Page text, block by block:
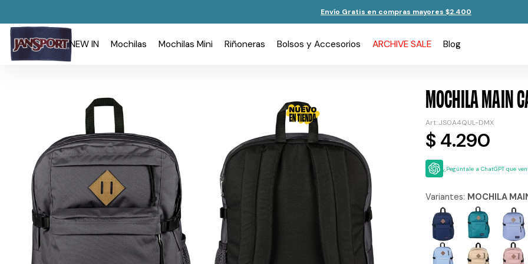
Envío Gratis en compras mayores $2.400
NEW IN Mochilas Mochilas Mini Riñoneras Bolsos y Accesorios ARCHIVE SALE Blog
MOCHILA MAIN
JS0A4QUL-DMX
$ 4.290
¿Pegúntale a ChatGPT que
Variantes: MOCHILA